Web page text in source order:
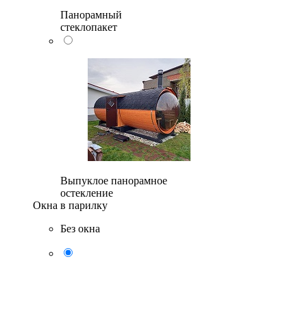
Панорамный
стеклопакет
Выпуклое панорамное
остекление
Окна в парилку
Без окна